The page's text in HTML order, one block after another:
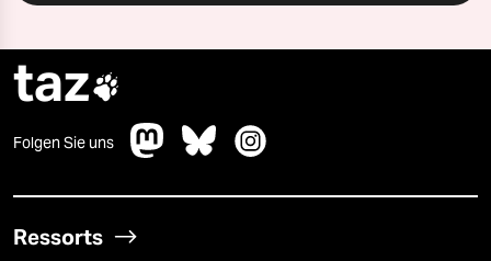
taz
Folgen Sie uns
Ressorts